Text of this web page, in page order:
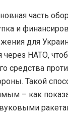
часть
и
для
через НАТО,
средства
Такой
– как